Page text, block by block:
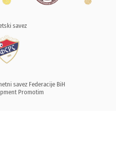
savez
savez Federacije BiH
Promotim